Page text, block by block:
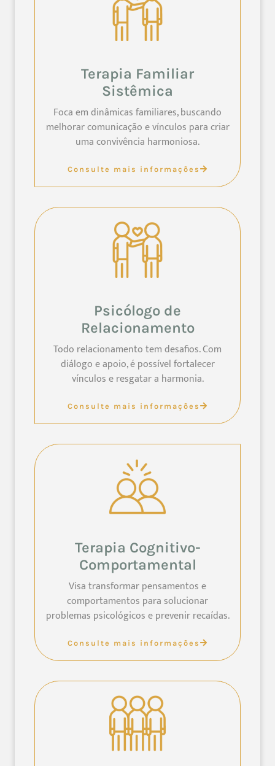
Terapia Familiar
Sistêmica
Foca em dinâmicas familiares, buscando
melhorar comunicação e vínculos para criar
uma convivência harmoniosa.
Consulte mais informações
Psicólogo de
Relacionamento
Todo relacionamento tem desafios. Com
diálogo e apoio, é possível fortalecer
vínculos e resgatar a harmonia.
Consulte mais informações
Terapia Cognitivo-
Comportamental
Visa transformar pensamentos e
comportamentos para solucionar
problemas psicológicos e prevenir recaídas.
Consulte mais informações